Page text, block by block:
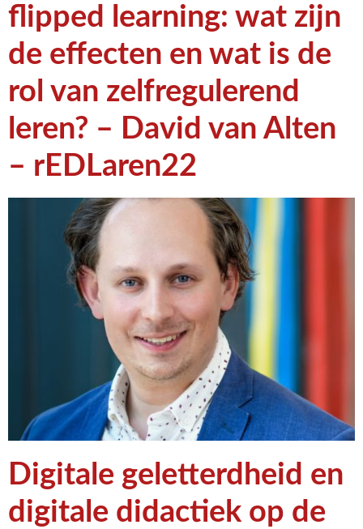
flipped learning: wat zijn
de effecten en wat is de
rol van zelfregulerend
leren? – David van Alten
– rEDLaren22
Digitale geletterdheid en
digitale didactiek op de